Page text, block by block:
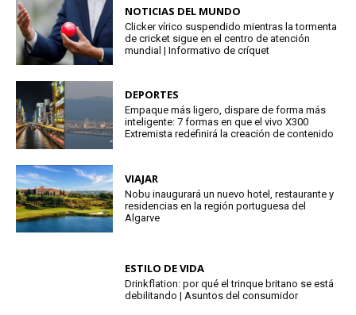
NOTICIAS DEL MUNDO
Clicker vírico suspendido mientras la tormenta
de cricket sigue en el centro de atención
mundial | Informativo de críquet
DEPORTES
Empaque más ligero, dispare de forma más
inteligente: 7 formas en que el vivo X300
Extremista redefinirá la creación de contenido
VIAJAR
Nobu inaugurará un nuevo hotel, restaurante y
residencias en la región portuguesa del
Algarve
ESTILO DE VIDA
Drinkflation: por qué el trinque britano se está
debilitando | Asuntos del consumidor